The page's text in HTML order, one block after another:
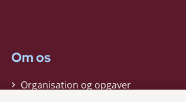
Om os
Organisation og opgaver